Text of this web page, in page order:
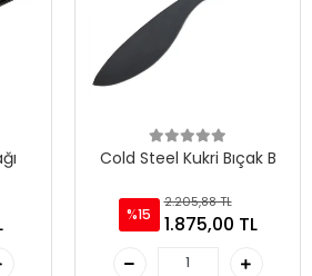
Cold Steel Kukri Bıçak B
%15
2.205,88 TL
1.875,00 TL